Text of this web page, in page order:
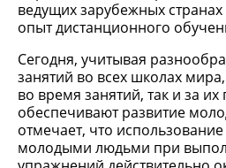
ведущих зарубежных
опыт дистанционного
Сегодня, учитывая
занятий во всех школах
во время занятий, так и за
обеспечивают развитие
отмечает, что
молодыми людьми при